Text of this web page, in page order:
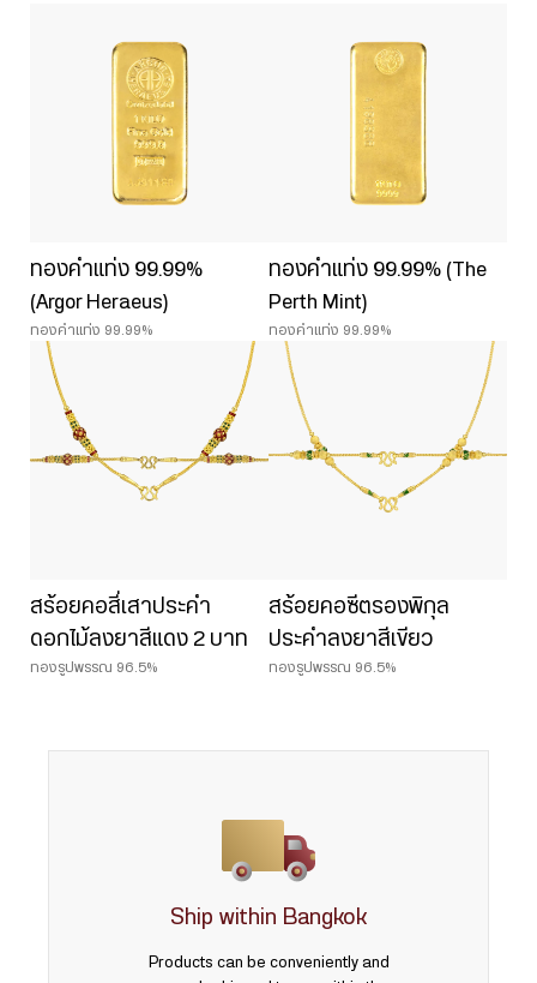
ทองคำแท่ง 99.99%
(Argor Heraeus)
ทองคำแท่ง 99.99%
ทองคำแท่ง 99.99% (The
Perth Mint)
ทองคำแท่ง 99.99%
สร้อยคอสี่เสาประคำ
ดอกไม้ลงยาสีแดง 2 บาท
ทองรูปพรรณ 96.5%
สร้อยคอซีตรองพิกุล
ประคำลงยาสีเขียว
ทองรูปพรรณ 96.5%
Ship within Bangkok
Products can be conveniently and